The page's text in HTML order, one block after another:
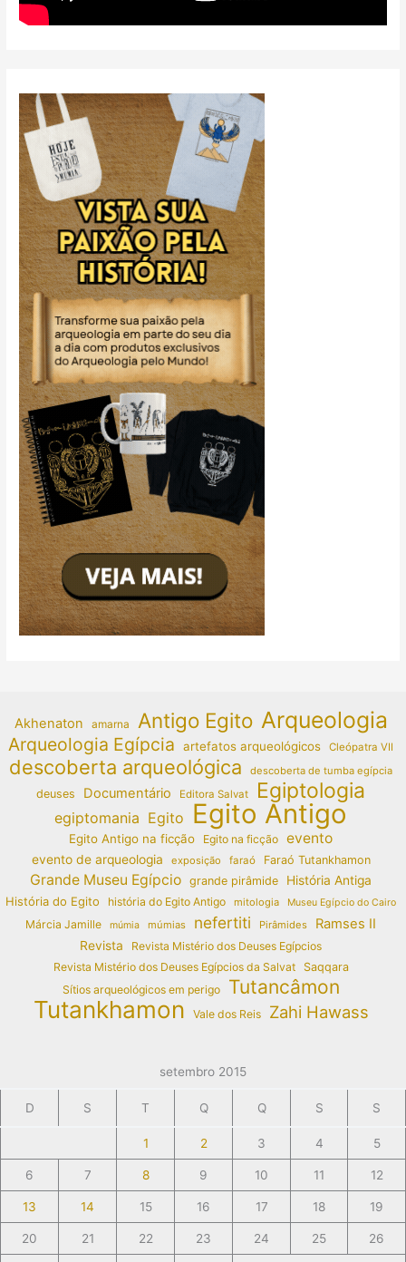
Akhenaton amarna Antigo Egito Arqueologia
Arqueologia Egípcia artefatos arqueológicos Cleópatra VII
descoberta arqueológica descoberta de tumba egípcia
deuses Documentário Editora Salvat Egiptologia
egiptomania Egito Egito Antigo
Egito Antigo na ficção Egito na ficção evento
evento de arqueologia exposição faraó Faraó Tutankhamon
Grande Museu Egípcio grande pirâmide
História Antiga
História do Egito
história do Egito Antigo mitologia Museu Egípcio do Cairo
Márcia Jamille múmia múmias nefertiti Pirâmides Ramses II
Revista
Revista Mistério dos Deuses Egípcios
Revista Mistério dos Deuses Egípcios da Salvat
Saqqara
Sítios arqueológicos em perigo
Tutancâmon
Tutankhamon Vale dos Reis Zahi Hawass
setembro 2015
D S T Q Q S S
1 2 3 4 5
6 7 8 9 10 11 12
13 14 15 16 17 18 19
20 21 22 23 24 25 26